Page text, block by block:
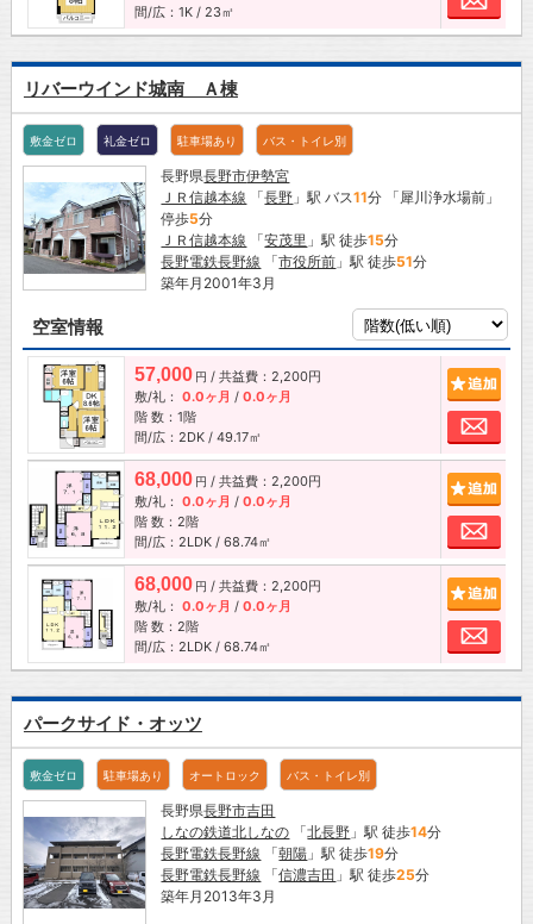
間/広：1K / 23㎡
リバーウインド城南 Ａ棟
敷金ゼロ 礼金ゼロ 駐車場あり バス・トイレ別
長野県長野市伊勢宮
ＪＲ信越本線 「長野 」駅 バス11分 「犀川浄水場前」
停歩5分
ＪＲ信越本線 「安茂里 」駅 徒歩15分
長野電鉄長野線 「市役所前 」駅 徒歩51分
築年月2001年3月
空室情報
57,000 円 / 共益費：2,200円
敷/礼： 0.0ヶ月 / 0.0ヶ月
階 数：1階
間/広：2DK / 49.17㎡
お
68,000 円 / 共益費：2,200円
敷/礼： 0.0ヶ月 / 0.0ヶ月
階 数：2階
間/広：2LDK / 68.74㎡
お
68,000 円 / 共益費：2,200円
敷/礼： 0.0ヶ月 / 0.0ヶ月
階 数：2階
間/広：2LDK / 68.74㎡
お
パークサイド・オッツ
敷金ゼロ 駐車場あり オートロック バス・トイレ別
長野県長野市吉田
しなの鉄道北しなの 「北長野 」駅 徒歩14分
長野電鉄長野線 「朝陽 」駅 徒歩19分
長野電鉄長野線 「信濃吉田 」駅 徒歩25分
築年月2013年3月